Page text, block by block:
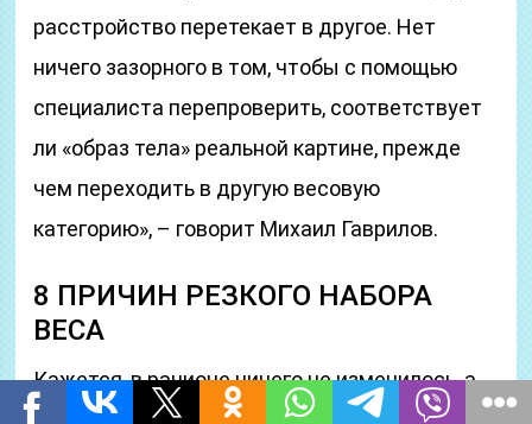
расстройство перетекает в другое. Нет
ничего зазорного в том, чтобы с помощью
специалиста перепроверить, соответствует
ли «образ тела» реальной картине, прежде
чем переходить в другую весовую
категорию», – говорит Михаил Гаврилов.
8 ПРИЧИН РЕЗКОГО НАБОРА
ВЕСА
Кажется, в рационе ничего не изменилось, а